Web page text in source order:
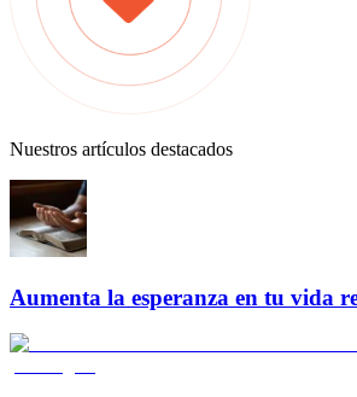
Nuestros artículos destacados
Aumenta la esperanza en tu vida